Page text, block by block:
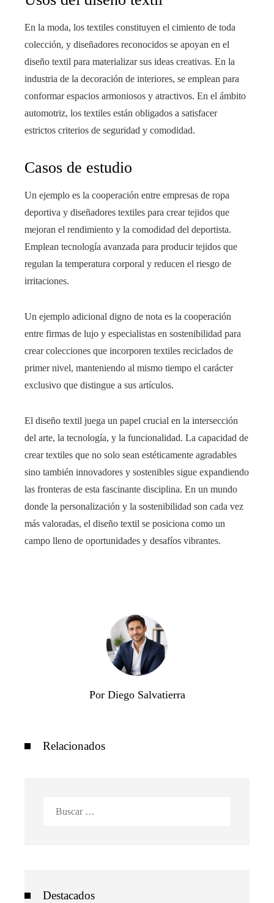
En la moda, los textiles constituyen el cimiento de toda
colección, y diseñadores reconocidos se apoyan en el
diseño textil para materializar sus ideas creativas. En la
industria de la decoración de interiores, se emplean para
conformar espacios armoniosos y atractivos. En el ámbito
automotriz, los textiles están obligados a satisfacer
estrictos criterios de seguridad y comodidad.
Casos de estudio
Un ejemplo es la cooperación entre empresas de ropa
deportiva y diseñadores textiles para crear tejidos que
mejoran el rendimiento y la comodidad del deportista.
Emplean tecnología avanzada para producir tejidos que
regulan la temperatura corporal y reducen el riesgo de
irritaciones.
Un ejemplo adicional digno de nota es la cooperación
entre firmas de lujo y especialistas en sostenibilidad para
crear colecciones que incorporen textiles reciclados de
primer nivel, manteniendo al mismo tiempo el carácter
exclusivo que distingue a sus artículos.
El diseño textil juega un papel crucial en la intersección
del arte, la tecnología, y la funcionalidad. La capacidad de
crear textiles que no solo sean estéticamente agradables
sino también innovadores y sostenibles sigue expandiendo
las fronteras de esta fascinante disciplina. En un mundo
donde la personalización y la sostenibilidad son cada vez
más valoradas, el diseño textil se posiciona como un
campo lleno de oportunidades y desafíos vibrantes.
Por Diego Salvatierra
Relacionados
Destacados